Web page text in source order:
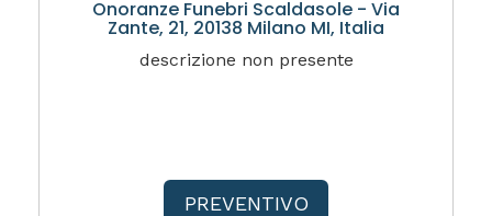
Onoranze Funebri Scaldasole - Via
Zante, 21, 20138 Milano MI, Italia
descrizione non presente
PREVENTIVO